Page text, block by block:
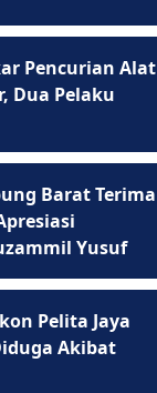
Pencurian Alat
Dua Pelaku
Barat Terima
Yusuf
Pelita Jaya
Akibat